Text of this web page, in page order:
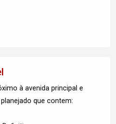
à avenida principal e
que contem: